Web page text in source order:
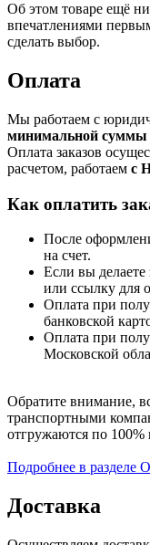
Об этом товаре ещё
впечатлениями
сделать выбор.
Оплата
Мы работаем с
минимальной суммы
Оплата заказов
расчетом, работаем с
Как оплатить
После
на счет.
Если вы
или ссылку для
Оплата при
банковской
Оплата при
Московской
Обратите внимание,
транспортными
отгружаются по 100%
Подробнее в разделе
Доставка